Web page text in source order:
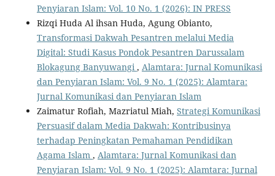
Penyiaran Islam: Vol. 10 No. 1 (2026): IN PRESS
Rizqi Huda Al ihsan Huda, Agung Obianto,
Transformasi Dakwah Pesantren melalui Media
Digital: Studi Kasus Pondok Pesantren Darussalam
Blokagung Banyuwangi, Alamtara: Jurnal Komunikasi
dan Penyiaran Islam: Vol. 9 No. 1 (2025): Alamtara:
Jurnal Komunikasi dan Penyiaran Islam
Zaimatur Rofiah, Mazriatul Miah, Strategi Komunikasi
Persuasif dalam Media Dakwah: Kontribusinya
terhadap Peningkatan Pemahaman Pendidikan
Agama Islam , Alamtara: Jurnal Komunikasi dan
Penyiaran Islam: Vol. 9 No. 1 (2025): Alamtara: Jurnal